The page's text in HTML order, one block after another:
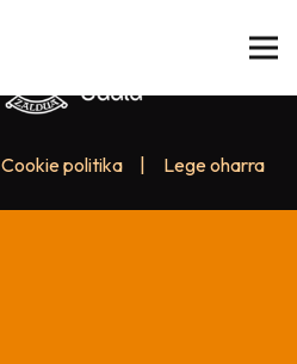
Cookie politika Lege oharra